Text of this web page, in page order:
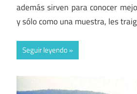
además sirven para conocer
y sólo como una muestra, les
Seguir leyendo